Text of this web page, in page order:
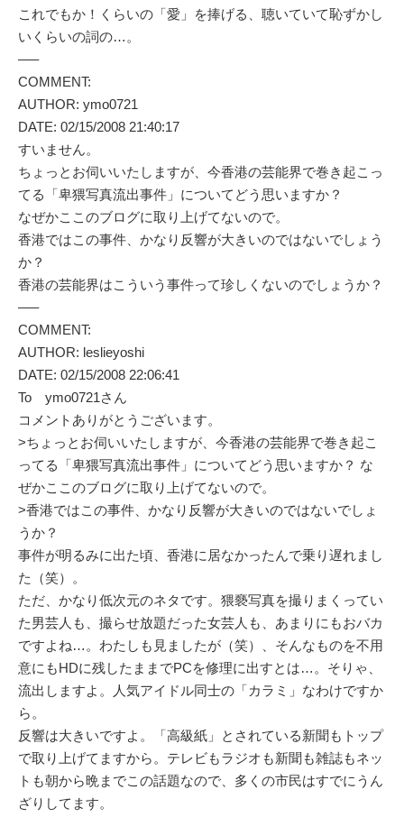
これでもか！くらいの「愛」を捧げる、聴いていて恥ずかし
いくらいの詞の…。
—–
COMMENT:
AUTHOR: ymo0721
DATE: 02/15/2008 21:40:17
すいません。
ちょっとお伺いいたしますが、今香港の芸能界で巻き起こっ
てる「卑猥写真流出事件」についてどう思いますか？
なぜかここのブログに取り上げてないので。
香港ではこの事件、かなり反響が大きいのではないでしょう
か？
香港の芸能界はこういう事件って珍しくないのでしょうか？
—–
COMMENT:
AUTHOR: leslieyoshi
DATE: 02/15/2008 22:06:41
To ymo0721さん
コメントありがとうございます。
>ちょっとお伺いいたしますが、今香港の芸能界で巻き起こ
ってる「卑猥写真流出事件」についてどう思いますか？ な
ぜかここのブログに取り上げてないので。
>香港ではこの事件、かなり反響が大きいのではないでしょ
うか？
事件が明るみに出た頃、香港に居なかったんで乗り遅れまし
た（笑）。
ただ、かなり低次元のネタです。猥褻写真を撮りまくってい
た男芸人も、撮らせ放題だった女芸人も、あまりにもおバカ
ですよね…。わたしも見ましたが（笑）、そんなものを不用
意にもHDに残したままでPCを修理に出すとは…。そりゃ、
流出しますよ。人気アイドル同士の「カラミ」なわけですか
ら。
反響は大きいですよ。「高級紙」とされている新聞もトップ
で取り上げてますから。テレビもラジオも新聞も雑誌もネッ
トも朝から晩までこの話題なので、多くの市民はすでにうん
ざりしてます。